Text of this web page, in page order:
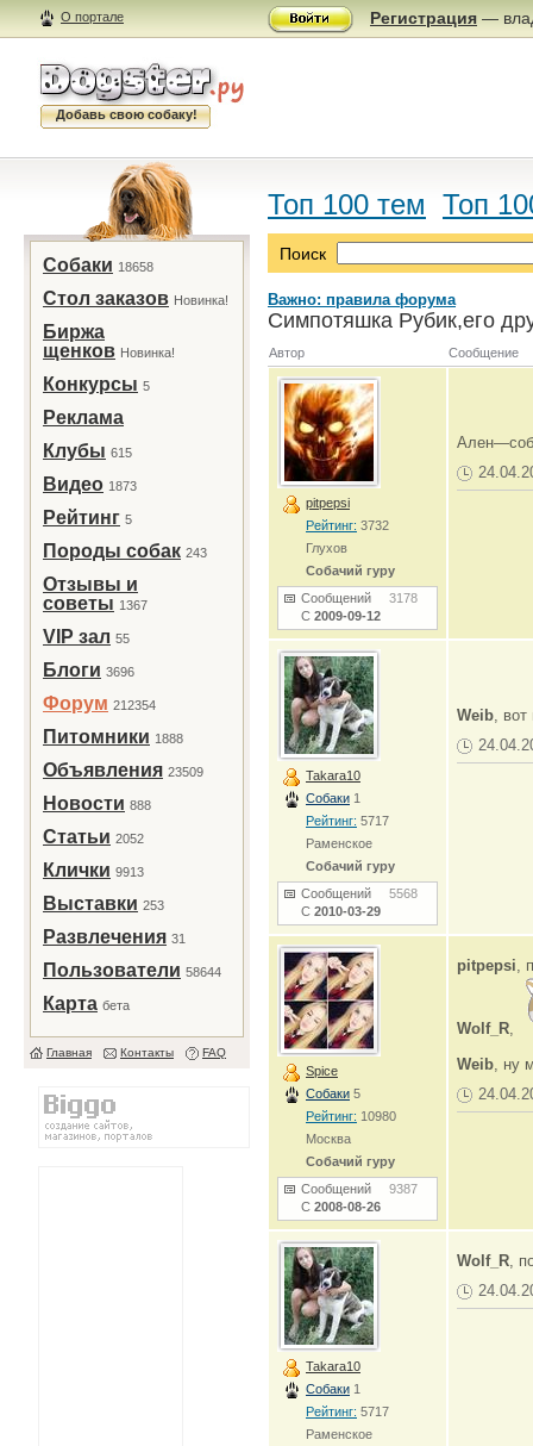
О портале Регистрация —
Добавь свою собаку!
Собаки 18658
Стол заказов Новинка!
Биржа
щенков Новинка!
Конкурсы 5
Реклама
Клубы 615
Видео 1873
Рейтинг 5
Породы собак 243
Отзывы и
советы 1367
VIP зал 55
Блоги 3696
Форум 212354
Питомники 1888
Объявления 23509
Новости 888
Статьи 2052
Клички 9913
Выставки 253
Развлечения 31
Пользователи 58644
Карта бета
Главная Контакты FAQ
Топ 100 тем Топ
Поиск
Важно: правила форума
Симпотяшка Рубик,его
Автор Сообщение
pitpepsi
Рейтинг: 3732
Глухов
Собачий гуру
Сообщений 3178
С 2009-09-12
Takara10
Собаки 1
Рейтинг: 5717
Раменское
Собачий гуру
Сообщений 5568
С 2010-03-29
Weib,
Spice
Собаки 5
Рейтинг: 10980
Москва
Собачий гуру
Сообщений 9387
С 2008-08-26
pitpepsi,
Wolf_R,
Weib, ну
Takara10
Собаки 1
Рейтинг: 5717
Раменское
Wolf_R,